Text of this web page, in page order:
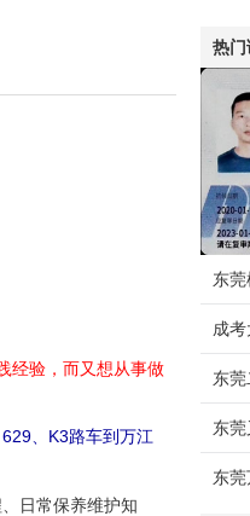
经验，而又想从事做
、K3路车到万江
日常保养维护知
热门
成
东
东
东